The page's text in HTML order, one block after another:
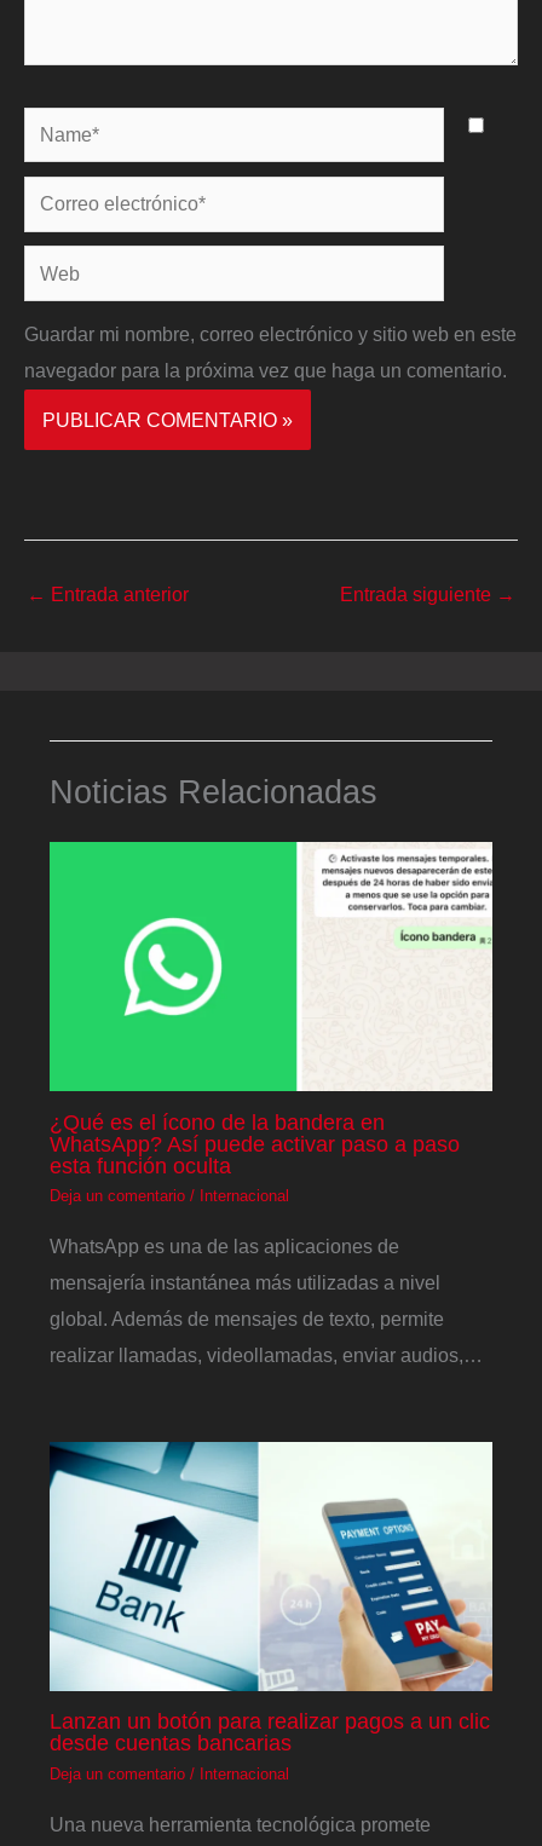
Name*
Correo
electrónico*
Web
Guardar mi nombre, correo electrónico y sitio web en este
navegador para la próxima vez que haga un comentario.
← Entrada anterior Entrada siguiente →
Noticias Relacionadas
¿Qué es el ícono de la bandera en
WhatsApp? Así puede activar paso a paso
esta función oculta
Deja un comentario / Internacional
WhatsApp es una de las aplicaciones de
mensajería instantánea más utilizadas a nivel
global. Además de mensajes de texto, permite
realizar llamadas, videollamadas, enviar audios,…
Lanzan un botón para realizar pagos a un clic
desde cuentas bancarias
Deja un comentario / Internacional
Una nueva herramienta tecnológica promete